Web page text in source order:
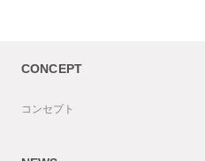
CONCEPT
コンセプト